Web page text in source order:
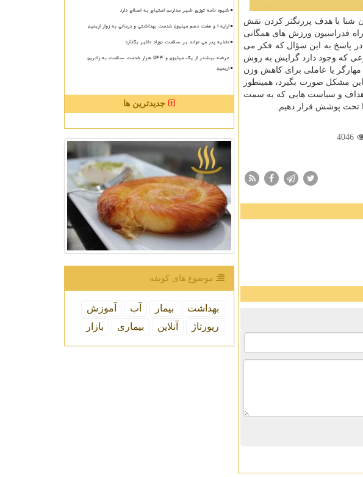
شنا با هدف پررنگتر كردن نقش
فدراسیون ورزش های همگانی
پاسخ به این سؤال كه فكر می
كه وجود دارد گرایش به روش
یا عاملی برای كاهش وزن
مشكل صورت بگیرد، همینطور
اهداف و سیاست هایی كه به سمت
تحت پوشش قرار دهیم.
4046
شیوه نامه توزیع شیر مدارس احتیاج به اصلاح دارد
ارایه ۱ و هفت دهم میلیون خدمت بهداشتی و درمانی به زوار اربعین
تغذیه پدر می تواند بر سلامت نوزاد تاثیر بگذارد
عرضه بیشتر از یک میلیون و ۵۴۴ هزار خدمت سلامت به زائرین
اربعین
جدیدترین ها
موضوع های كونفه
بهداشت بیمار آب
آموزش
رپورتاژ
آنلاین بیماری بازار